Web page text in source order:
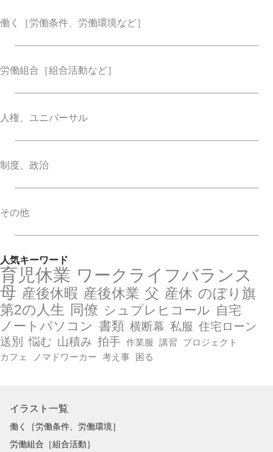
働く ［労働条件、労働環境など］
労働組合 ［組合活動など］
人権、ユニバーサル
制度、政治
その他
人気キーワード
育児休業 ワークライフバランス
母 産後休暇 産後休業 父 産休 のぼり旗
第2の人生 同僚 シュプレヒコール 自宅
ノートパソコン 書類 横断幕 私服 住宅ローン
送別
悩む 山積み 拍手 作業服 講習
プロジェクト
カフェ
ノマドワーカー 考え事 困る
イラスト一覧
働く［労働条件、労働環境］
労働組合［組合活動］